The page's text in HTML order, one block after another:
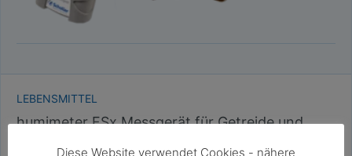
LEBENSMITTEL
humimeter FSx Messgerät für Getreide und
Diese Website verwendet Cookies - nähere